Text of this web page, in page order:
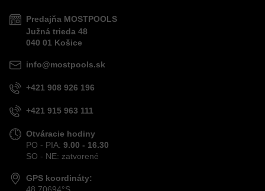
Predajňa MOSTPOOLS
Južná trieda 48
040 01 Košice
info@mostpools.sk
+421 908 926 196
+421 915 963 111
Otváracie hodiny
PO - PIA: 9.00 - 16.30
SO - NE: zatvorené
GPS koordináty:
48,70694°S